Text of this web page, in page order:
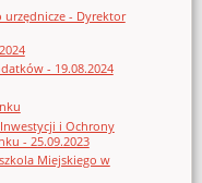
- Dyrektor
- 19.08.2024
i Ochrony
- 25.09.2023
Miejskiego w